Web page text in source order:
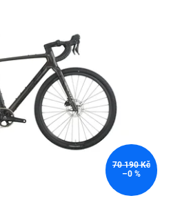
70 190 Kč
–0 %